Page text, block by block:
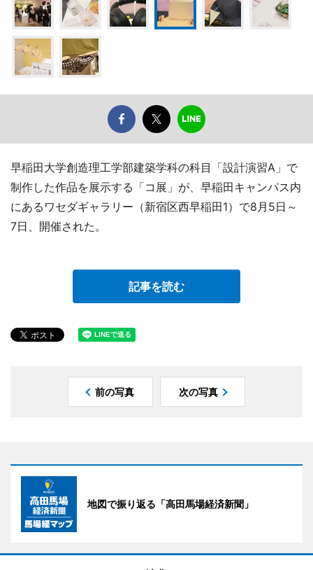
早稲田大学創造理工学部建築学科の科目「設計演習A」で
制作した作品を展示する「コ展」が、早稲田キャンパス内
にあるワセダギャラリー（新宿区西早稲田1）で8月5日～
7日、開催された。
記事を読む
前の写真 次の写真
地図で振り返る「高田馬場経済新聞」